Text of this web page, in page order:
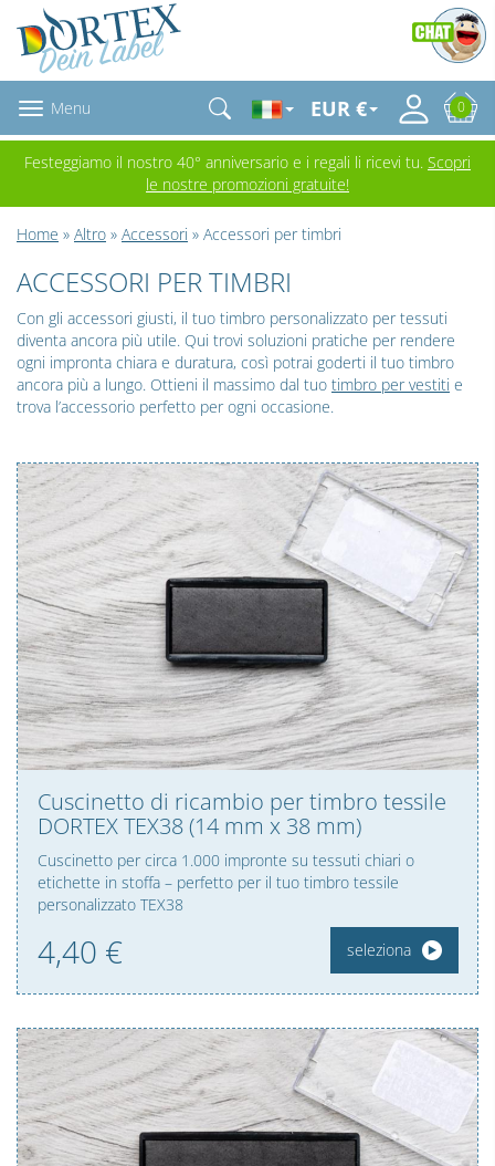
Menu EUR € 0
Festeggiamo il nostro 40° anniversario e i regali li ricevi tu. Scopri
le nostre promozioni gratuite!
Home » Altro » Accessori » Accessori per timbri
ACCESSORI PER TIMBRI
Con gli accessori giusti, il tuo timbro personalizzato per tessuti
diventa ancora più utile. Qui trovi soluzioni pratiche per rendere
ogni impronta chiara e duratura, così potrai goderti il tuo timbro
ancora più a lungo. Ottieni il massimo dal tuo timbro per vestiti e
trova l’accessorio perfetto per ogni occasione.
Cuscinetto di ricambio per timbro tessile
DORTEX TEX38 (14 mm x 38 mm)
Cuscinetto per circa 1.000 impronte su tessuti chiari o
etichette in stoffa – perfetto per il tuo timbro tessile
personalizzato TEX38
4,40 € seleziona